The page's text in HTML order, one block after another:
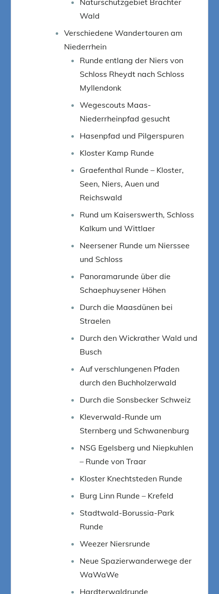
Wald
Verschiedene Wandertouren am
Niederrhein
Runde entlang der Niers von
Schloss Rheydt nach Schloss
Myllendonk
Wegescouts Maas-
Niederrheinpfad gesucht
Hasenpfad und Pilgerspuren
Kloster Kamp Runde
Graefenthal Runde – Kloster,
Seen, Niers, Auen und
Reichswald
Rund um Kaiserswerth, Schloss
Kalkum und Wittlaer
Neersener Runde um Nierssee
und Schloss
Panoramarunde über die
Schaephuysener Höhen
Durch die Maasdünen bei
Straelen
Durch den Wickrather Wald und
Busch
Auf verschlungenen Pfaden
durch den Buchholzerwald
Durch die Sonsbecker Schweiz
Kleverwald-Runde um
Sternberg und Schwanenburg
NSG Egelsberg und Niepkuhlen
– Runde von Traar
Kloster Knechtsteden Runde
Burg Linn Runde – Krefeld
Stadtwald-Borussia-Park
Runde
Weezer Niersrunde
Neue Spazierwanderwege der
WaWaWe
Hardterwaldrunde